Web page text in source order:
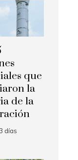
que
la
de la
días